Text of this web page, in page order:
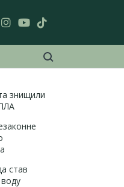
знищили
став